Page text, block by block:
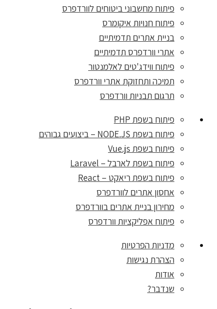
פיתוח מחשבוני ביטוחים לוורדפרס
פיתוח חנויות איקומרס
בניית אתרים תדמיתיים
אתרי וורדפרס תדמיתיים
פיתוח ווידג'טים לאלמנטור
תמיכה ותחזוקת אתרי וורדפרס
תרגום תבניות וורדפרס
פיתוח בשפת PHP
פיתוח בשפת NODE.JS – ביצועים גבוהים
פיתוח בשפת Vue.js
פיתוח בשפת לארבל – Laravel
פיתוח בשפת ריאקט – React
אחסון אתרים לוורדפרס
מחירון בניית אתרים בוורדפרס
פיתוח אפליקציות וורדפרס
מדניות הפרטיות
הצהרת נגישות
אודות
שנדבר?